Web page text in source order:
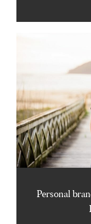
Personal